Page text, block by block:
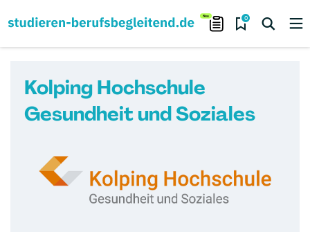
0
Kolping Hochschule
Gesundheit und Soziales